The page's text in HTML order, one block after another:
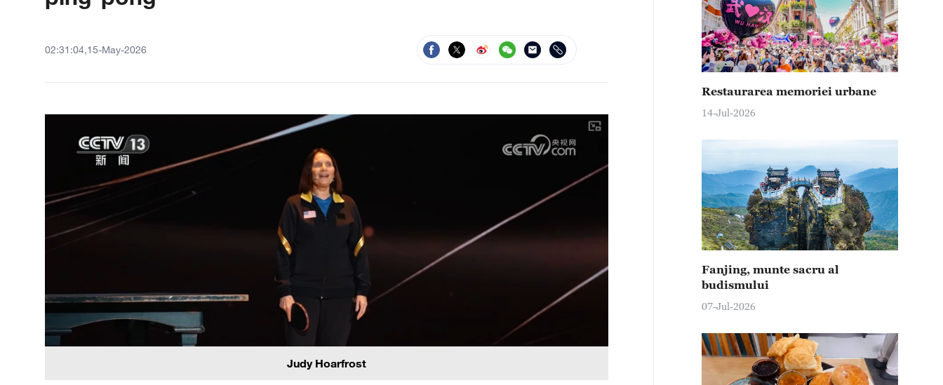
02:31:04,15-May-2026
Judy Hoarfrost
Restaurarea memoriei urbane
14-Jul-2026
Fanjing, munte sacru al
budismului
07-Jul-2026